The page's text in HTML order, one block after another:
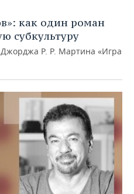
как один роман
субкультуру
Р. Р. Мартина «Игра